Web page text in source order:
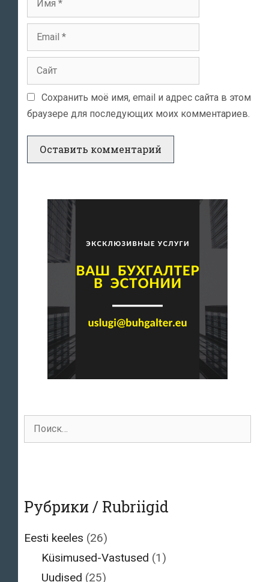
Сохранить моё имя, email и адрес сайта в этом
браузере для последующих моих комментариев.
Поиск
для:
Рубрики / Rubriigid
Eesti keeles (26)
Küsimused-Vastused (1)
Uudised (25)